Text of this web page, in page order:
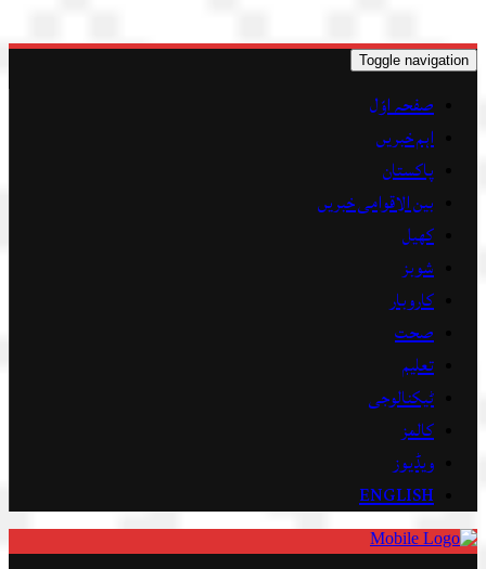
Toggle navigation
صفحہ اوّل
اہم خبریں
پاکستان
بین الاقوامی خبریں
کھیل
شوبز
کاروبار
صحت
تعلیم
ٹیکنالوجی
کالمز
ویڈیوز
ENGLISH